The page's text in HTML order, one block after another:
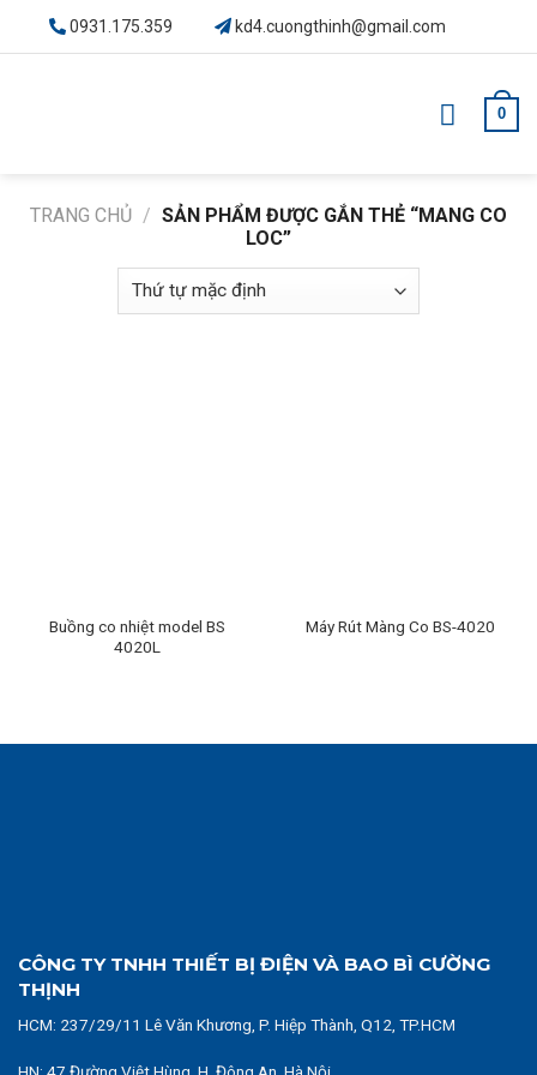
0931.175.359 kd4.cuongthinh@gmail.com
0
TRANG CHỦ / SẢN PHẨM ĐƯỢC GẮN THẺ “MANG CO
LOC”
Buồng co nhiệt model BS
4020L
Máy Rút Màng Co BS-4020
CÔNG TY TNHH THIẾT BỊ ĐIỆN VÀ BAO BÌ CƯỜNG
THỊNH
HCM: 237/29/11 Lê Văn Khương, P. Hiệp Thành, Q12, TP.HCM